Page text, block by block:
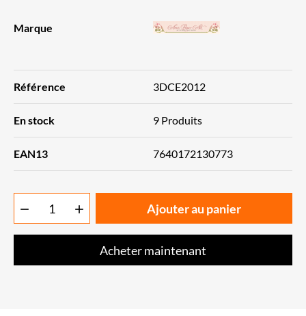
Marque
Référence 3DCE2012
En stock 9 Produits
EAN13 7640172130773
  Ajouter au panier
Acheter maintenant